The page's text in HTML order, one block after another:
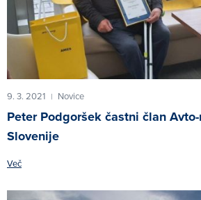
9. 3. 2021 | Novice
Peter Podgoršek častni član
Slovenije
Več